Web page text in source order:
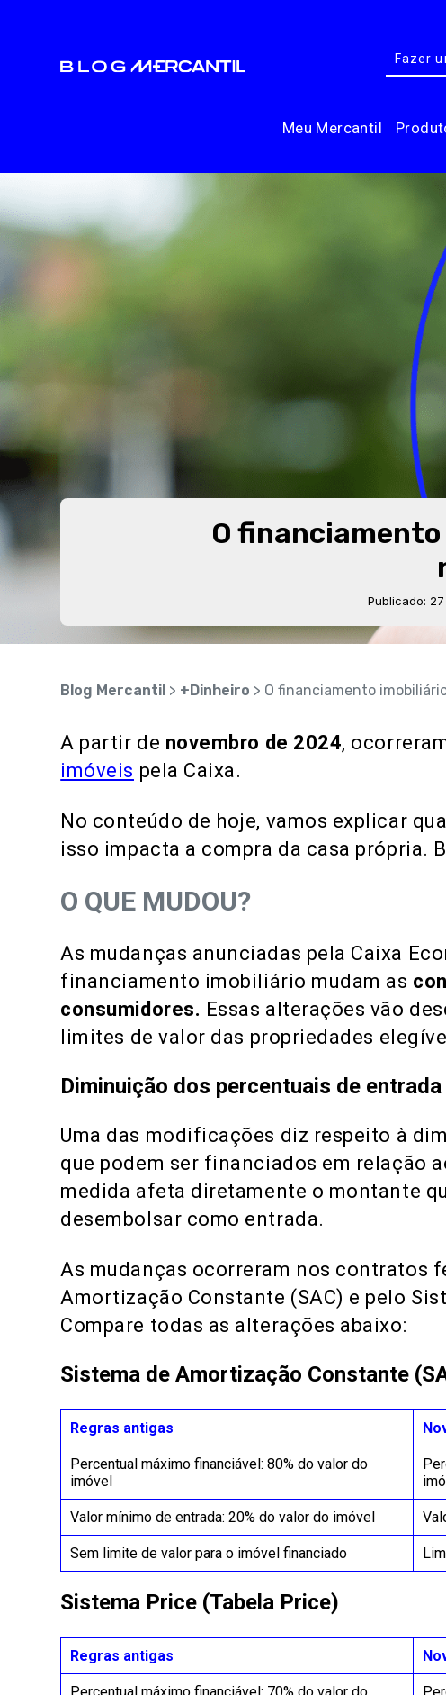
Meu Mercantil
O
Publicado:
Blog Mercantil > +Dinheiro > O financiamento
A partir de novembro de 2024,
imóveis pela Caixa.
No conteúdo de hoje, vamos explicar
isso impacta a compra da casa própria.
O QUE MUDOU?
As mudanças anunciadas pela Caixa
financiamento imobiliário mudam as
consumidores. Essas alterações vão
limites de valor das propriedades
Diminuição dos percentuais de
Uma das modificações diz respeito à
que podem ser financiados em relação
medida afeta diretamente o montante
desembolsar como entrada.
As mudanças ocorreram nos contratos
Amortização Constante (SAC) e pelo
Compare todas as alterações abaixo:
Sistema de Amortização Constante
Regras antigas
Percentual máximo financiável: 80% do valor do
imóvel
Valor mínimo de entrada: 20% do valor do imóvel
Sem limite de valor para o imóvel financiado
Sistema Price (Tabela Price)
Regras antigas